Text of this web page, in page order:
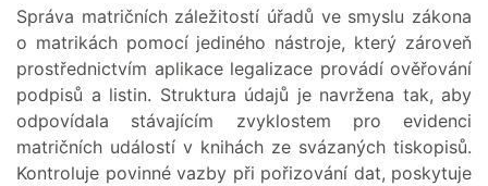
Správa matričních záležitostí úřadů ve smyslu zákona
o matrikách pomocí jediného nástroje, který zároveň
prostřednictvím aplikace legalizace provádí ověřování
podpisů a listin. Struktura údajů je navržena tak, aby
odpovídala stávajícím zvyklostem pro evidenci
matričních událostí v knihách ze svázaných tiskopisů.
Kontroluje povinné vazby při pořizování dat, poskytuje